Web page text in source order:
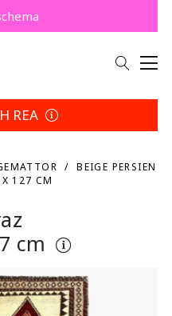
returvillkor
med Klarna.
REA
BEIGE PERSIEN
127 CM
cm